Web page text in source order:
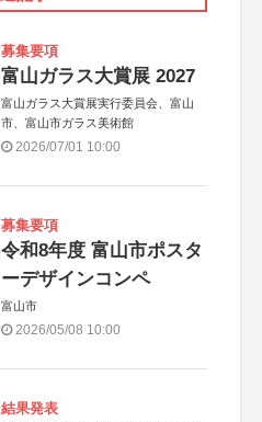
募集要項
富山ガラス大賞展 2027
富山ガラス大賞展実行委員会、富山
市、富山市ガラス美術館
2026/07/01 10:00
募集要項
令和8年度 富山市ポスタ
ーデザインコンペ
富山市
2026/05/08 10:00
結果発表